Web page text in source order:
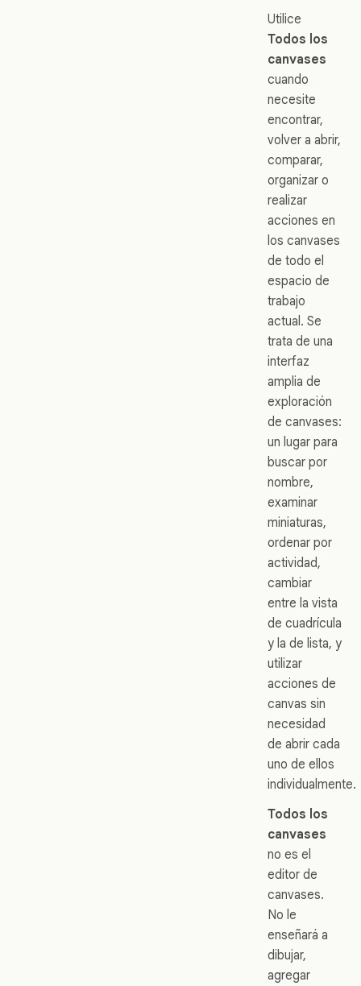
Utilice
Todos los
canvases
cuando
necesite
encontrar,
volver a abrir,
comparar,
organizar o
realizar
acciones en
los canvases
de todo el
espacio de
trabajo
actual. Se
trata de una
interfaz
amplia de
exploración
de canvases:
un lugar para
buscar por
nombre,
examinar
miniaturas,
ordenar por
actividad,
cambiar
entre la vista
de cuadrícula
y la de lista, y
utilizar
acciones de
canvas sin
necesidad
de abrir cada
uno de ellos
individualmente.
Todos los
canvases
no es el
editor de
canvases.
No le
enseñará a
dibujar,
agregar